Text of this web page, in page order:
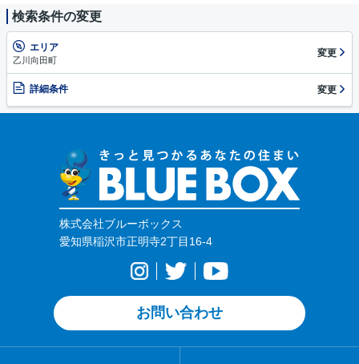
検索条件の変更
エリア
乙川向田町
変更
詳細条件 変更
株式会社ブルーボックス
愛知県稲沢市正明寺2丁目16-4
お問い合わせ